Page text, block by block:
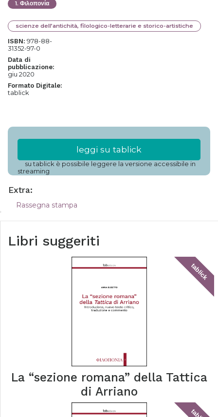
1. Φιλοπονία
scienze dell’antichità, filologico-letterarie e storico-artistiche
ISBN: 978-88-
31352-97-0
Data di
pubblicazione:
giu 2020
Formato Digitale:
tablick
leggi su tablick
su tablick è possibile leggere la versione accessibile in
streaming
Extra:
Rassegna stampa
Libri suggeriti
tablick
La “sezione romana” della Tattica
di Arriano